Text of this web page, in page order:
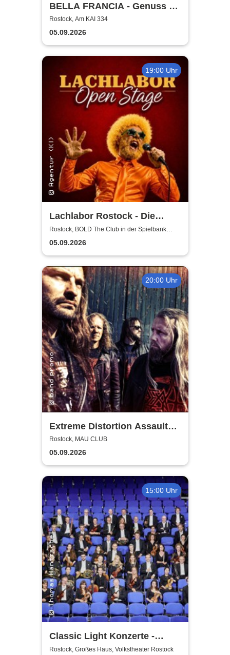
BELLA FRANCIA - Genuss &
Kultur Rostock
Rostock, Am KAI 334
05.09.2026
19:00 Uhr
Lachlabor Rostock - Die
Comedy-Testbühne im BOLD
The Club
Rostock, BOLD The Club in der Spielbank
Rostock
05.09.2026
20:00 Uhr
Extreme Distortion Assault
XV
Rostock, MAU CLUB
05.09.2026
15:00 Uhr
Classic Light Konzerte -
Volkstheater Rostock
Rostock, Großes Haus, Volkstheater Rostock